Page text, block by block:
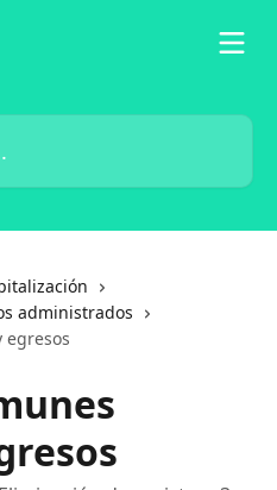
administrados
egresos